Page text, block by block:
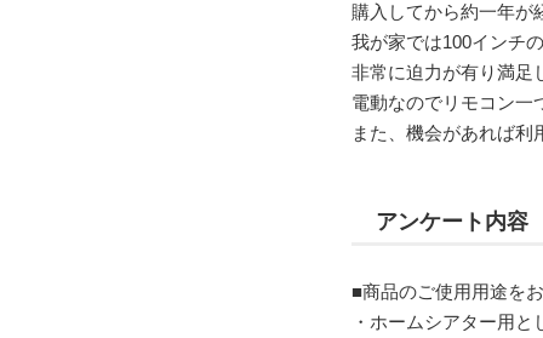
購入してから約一年が
我が家では100インチ
非常に迫力が有り満足
電動なのでリモコン一
また、機会があれば利
アンケート内容
■商品のご使用用途を
・ホームシアター用と